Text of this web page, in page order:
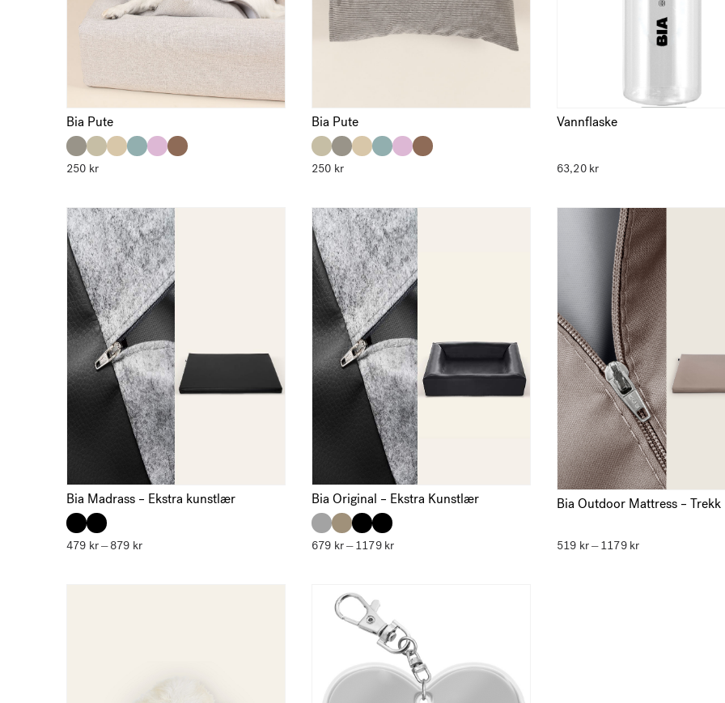
Bia Pute
250 kr
Bia Pute
250 kr
Vannflaske
63,20 kr
Bia Madrass – Ekstra kunstlær
479 kr– 879 krPrisområde:
Bia Original – Ekstra Kunstlær
679 kr– 1179 krPrisområde:
Bia Outdoor Mattress – Trekk
519 kr– 1179 krPrisområde: